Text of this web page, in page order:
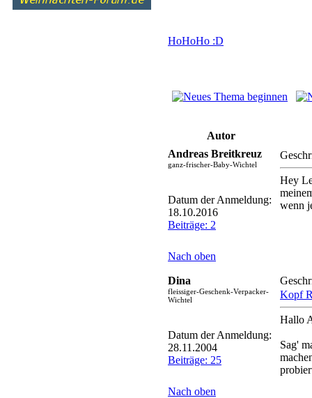
HoHoHo :D
Autor
Andreas Breitkreuz
ganz-frischer-Baby-Wichtel
Datum der Anmeldung:
18.10.2016
Beiträge: 2
Hey
wenn
Nach oben
Dina
fleissiger-Geschenk-Verpacker-
Wichtel
Datum der Anmeldung:
28.11.2004
Beiträge: 25
Kopf
Hallo
Sag'
Nach oben